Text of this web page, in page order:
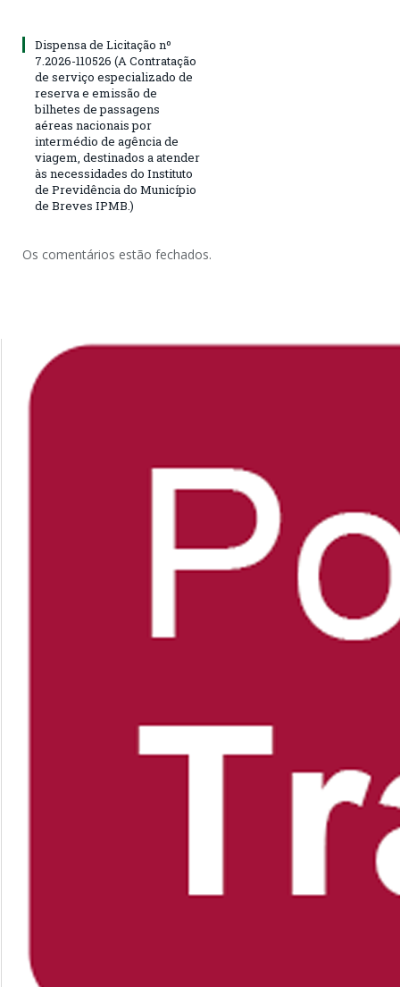
Dispensa de Licitação nº
7.2026-110526 (A Contratação
de serviço especializado de
reserva e emissão de
bilhetes de passagens
aéreas nacionais por
intermédio de agência de
viagem, destinados a atender
às necessidades do Instituto
de Previdência do Município
de Breves IPMB.)
Os comentários estão fechados.